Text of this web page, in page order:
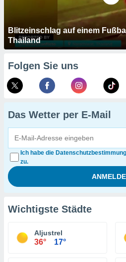
Blitzeinschlag auf einem
Thailand
Folgen Sie uns
Das Wetter per E-Mail
Ich habe die
zu.
Wichtigste Städte
Aljustrel
36° 17°